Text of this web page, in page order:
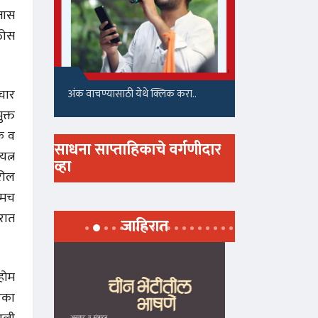
व
अंक वाचण्यासाठी येथे क्लिक करा..
साधना साप्ताहिकाचे वर्गणीदार
व्हा
जाहिरात